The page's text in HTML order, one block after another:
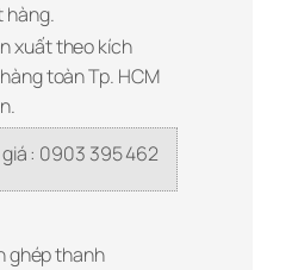
hàng.
xuất theo kích
toàn Tp. HCM
: 0903 395 462
ghép thanh